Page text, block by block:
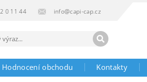
0 11 44 info@capi-cap.cz
Hodnocení obchodu Kontakty